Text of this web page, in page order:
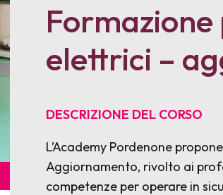
elettrici –
DESCRIZIONE DEL CORSO
L’Academy Pordenone
Aggiornamento, rivolto ai
competenze per operare in